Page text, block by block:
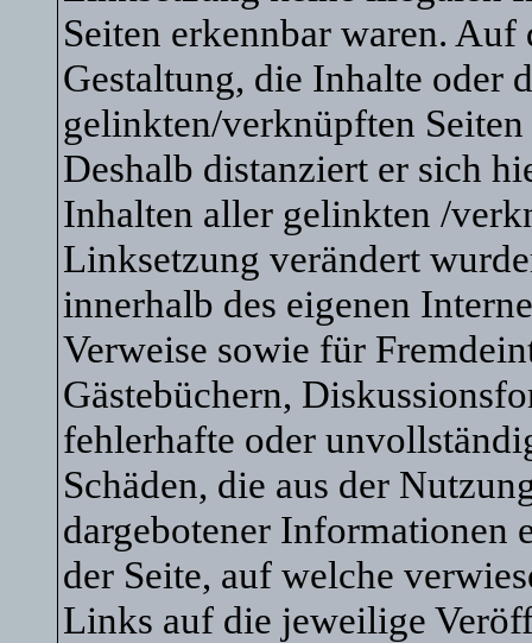
Seiten erkennbar waren.
Gestaltung, die Inhalte oder
gelinkten/verknüpften
Deshalb distanziert er sich
Inhalten aller gelinkten /
Linksetzung verändert
innerhalb des eigenen
Verweise sowie für
Gästebüchern,
fehlerhafte oder
Schäden, die aus der
dargebotener Informationen
der Seite, auf welche
Links auf die jeweilige